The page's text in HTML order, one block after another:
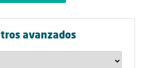
avanzados